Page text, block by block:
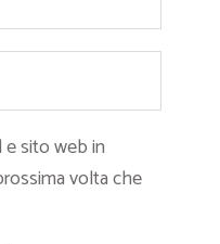
e sito web in
volta che